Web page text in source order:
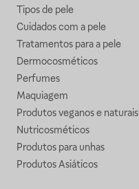
Tipos de pele
Cuidados com a pele
Tratamentos para a pele
Dermocosméticos
Perfumes
Maquiagem
Produtos veganos e naturais
Nutricosméticos
Produtos para unhas
Produtos Asiáticos